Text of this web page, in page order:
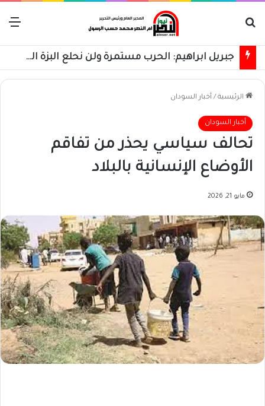
جبريل ابراهيم: الحرب مستمرة ولن نحلع البزة العسكرية حتى استعادة كامل البلاد
الرئيسية / أخبار السودان
أخبار السودان
تحالف سياسي يحذر من تفاقم
الأوضاع الإنسانية بالبلاد
مايو 21, 2026